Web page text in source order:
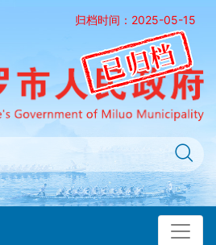
归档时间：2025-05-15